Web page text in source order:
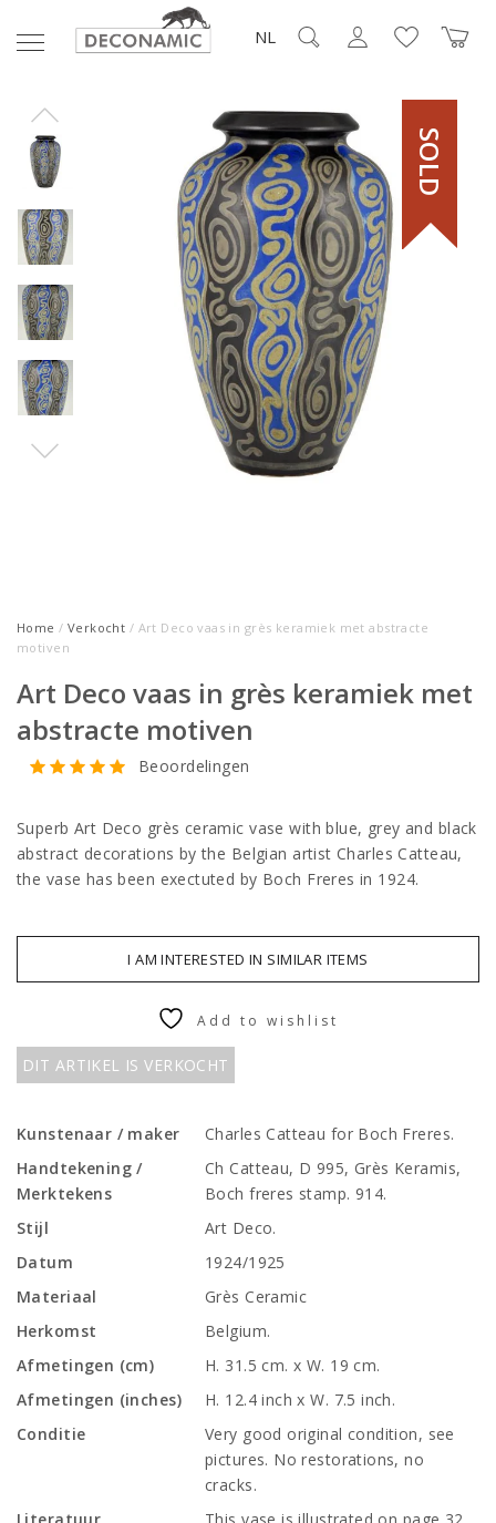
NL
SOLD
Home / Verkocht / Art Deco vaas in grès keramiek met abstracte
motiven
Art Deco vaas in grès keramiek met
abstracte motiven
Beoordelingen
Superb Art Deco grès ceramic vase with blue, grey and black
abstract decorations by the Belgian artist Charles Catteau,
the vase has been exectuted by Boch Freres in 1924.
I AM INTERESTED IN SIMILAR ITEMS
DIT ARTIKEL IS VERKOCHT
Add to wishlist
Kunstenaar / maker
Charles Catteau for Boch Freres.
Handtekening /
Merktekens
Ch Catteau, D 995, Grès Keramis,
Boch freres stamp. 914.
Stijl
Art Deco.
Datum
1924/1925
Materiaal
Grès Ceramic
Herkomst
Belgium.
Afmetingen (cm)
H. 31.5 cm. x W. 19 cm.
Afmetingen (inches)
H. 12.4 inch x W. 7.5 inch.
Conditie
Very good original condition, see
pictures. No restorations, no
cracks.